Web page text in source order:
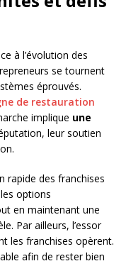
à l’évolution des
se tournent
éprouvés.
de restauration
implique une
leur soutien
rapide des franchises
options
en maintenant une
Par ailleurs, l’essor
les franchises opèrent.
afin de rester bien